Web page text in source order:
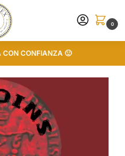
0
CONFIANZA 🙂